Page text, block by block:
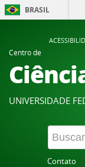
BRASIL
Centro de
UNIVERSIDADE
Contato